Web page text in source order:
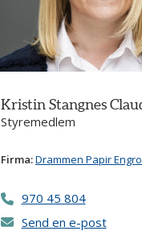
Kristin Stangnes
Styremedlem
Firma:Drammen Papir
970 45 804
Send en e-post